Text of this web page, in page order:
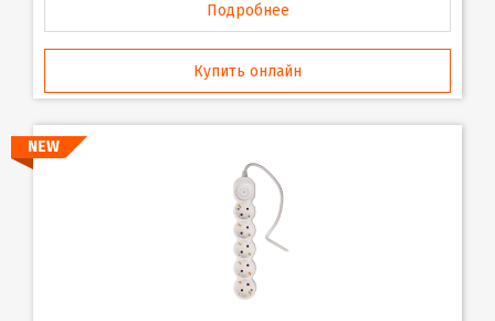
Подробнее
Купить онлайн
NEW